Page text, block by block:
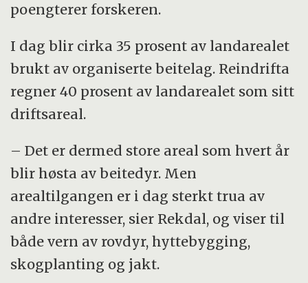
poengterer forskeren.
I dag blir cirka 35 prosent av landarealet
brukt av organiserte beitelag. Reindrifta
regner 40 prosent av landarealet som sitt
driftsareal.
– Det er dermed store areal som hvert år
blir høsta av beitedyr. Men
arealtilgangen er i dag sterkt trua av
andre interesser, sier Rekdal, og viser til
både vern av rovdyr, hyttebygging,
skogplanting og jakt.